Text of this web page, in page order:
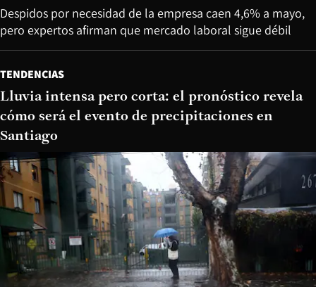
Despidos por necesidad de la empresa caen 4,6% a mayo,
pero expertos afirman que mercado laboral sigue débil
TENDENCIAS
Lluvia intensa pero corta: el pronóstico revela
cómo será el evento de precipitaciones en
Santiago